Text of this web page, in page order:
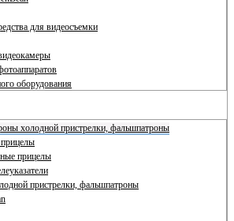
для видеосъемки
оборудования
холодной пристрелки, фальшпатроны
прицелы
пристрелки, фальшпатроны